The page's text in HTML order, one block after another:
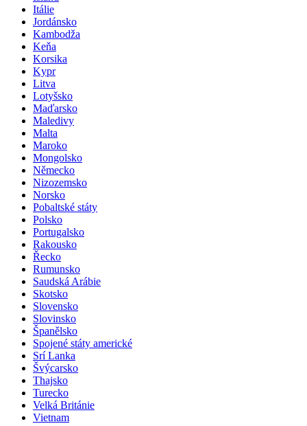
Island
Itálie
Jordánsko
Kambodža
Keňa
Korsika
Kypr
Litva
Lotyšsko
Maďarsko
Maledivy
Malta
Maroko
Mongolsko
Německo
Nizozemsko
Norsko
Pobaltské státy
Polsko
Portugalsko
Rakousko
Řecko
Rumunsko
Saudská Arábie
Skotsko
Slovensko
Slovinsko
Španělsko
Spojené státy americké
Srí Lanka
Švýcarsko
Thajsko
Turecko
Velká Británie